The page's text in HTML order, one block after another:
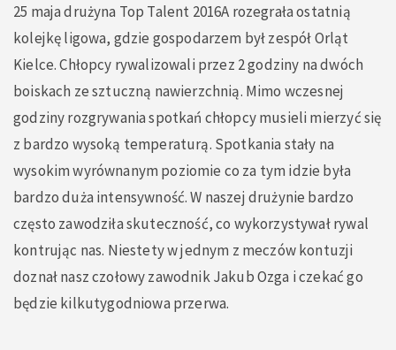
25 maja drużyna Top Talent 2016A rozegrała ostatnią
kolejkę ligowa, gdzie gospodarzem był zespół Orląt
Kielce. Chłopcy rywalizowali przez 2 godziny na dwóch
boiskach ze sztuczną nawierzchnią. Mimo wczesnej
godziny rozgrywania spotkań chłopcy musieli mierzyć się
z bardzo wysoką temperaturą. Spotkania stały na
wysokim wyrównanym poziomie co za tym idzie była
bardzo duża intensywność. W naszej drużynie bardzo
często zawodziła skuteczność, co wykorzystywał rywal
kontrując nas. Niestety w jednym z meczów kontuzji
doznał nasz czołowy zawodnik Jakub Ozga i czekać go
będzie kilkutygodniowa przerwa.